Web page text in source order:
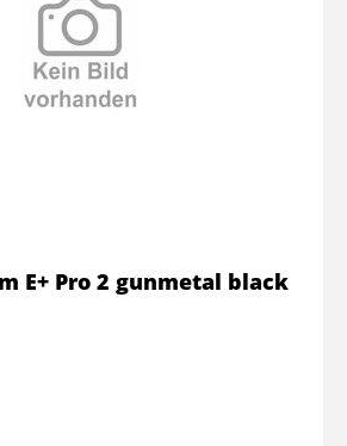
E+ Pro 2 gunmetal black